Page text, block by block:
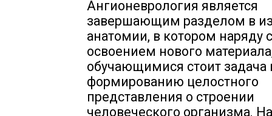
Ангионеврология является
завершающим разделом в
анатомии, в котором наряду с
освоением нового
обучающимися стоит задача
формированию целостного
представления о строении
человеческого организма.